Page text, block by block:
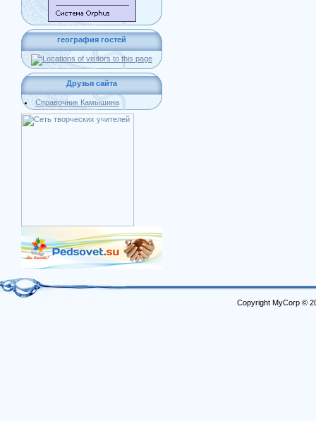
география гостей
Друзья сайта
Справочник Камышина
Copyright MyCorp ©